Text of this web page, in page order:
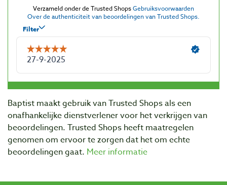
Baptist maakt gebruik van Trusted Shops als een
onafhankelijke dienstverlener voor het verkrijgen van
beoordelingen. Trusted Shops heeft maatregelen
genomen om ervoor te zorgen dat het om echte
beoordelingen gaat. Meer informatie